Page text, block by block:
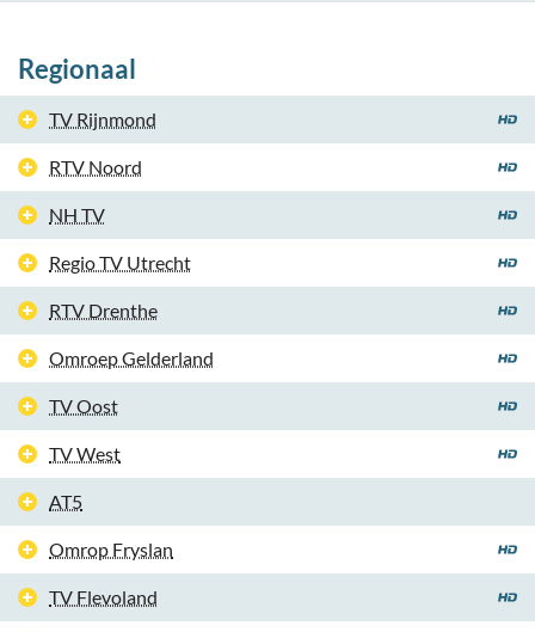
Regionaal
TV Rijnmond
RTV Noord
NH TV
Regio TV Utrecht
RTV Drenthe
Omroep Gelderland
TV Oost
TV West
AT5
Omrop Fryslan
TV Flevoland